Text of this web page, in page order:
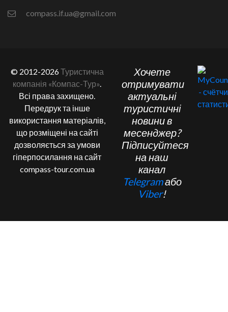
compass.if.ua@gmail.com
© 2012-2026Туристична
компанія «Компас-Тур»
Всі права захищено.
Передрук та інше
використання матеріалів,
що розміщені на сайті
дозволяється за умови
гіперпосилання на сайт
compass-tour.com.ua
Хочете
отримувати
актуальні
туристичні
новини в
месенджер?
Підписуйтеся
на наш
канал
Telegramабо
Viber!